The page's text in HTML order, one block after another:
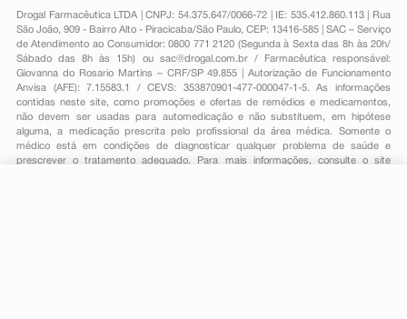
Drogal Farmacêutica LTDA | CNPJ: 54.375.647/0066-72 | IE: 535.412.860.113 | Rua
São João, 909 - Bairro Alto - Piracicaba/São Paulo, CEP: 13416-585 | SAC – Serviço
de Atendimento ao Consumidor: 0800 771 2120 (Segunda à Sexta das 8h às 20h/
Sábado das 8h às 15h) ou sac@drogal.com.br/ Farmacêutica responsável:
Giovanna do Rosario Martins – CRF/SP 49.855 | Autorização de Funcionamento
Anvisa (AFE): 7.15583.1 / CEVS: 353870901-477-000047-1-5. As informações
contidas neste site, como promoções e ofertas de remédios e medicamentos,
não devem ser usadas para automedicação e não substituem, em hipótese
alguma, a medicação prescrita pelo profissional da área médica. Somente o
médico está em condições de diagnosticar qualquer problema de saúde e
prescrever o tratamento adequado. Para mais informações, consulte o site